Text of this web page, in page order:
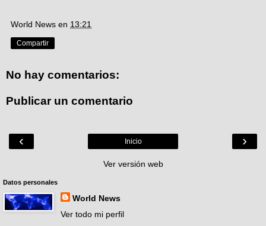
World News en 13:21
Compartir
No hay comentarios:
Publicar un comentario
‹ ›
Inicio
Ver versión web
Datos personales
World News
Ver todo mi perfil